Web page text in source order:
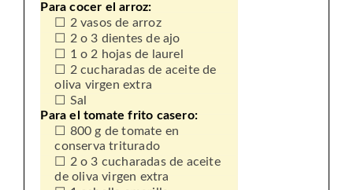
Para cocer el arroz:
2 vasos de arroz
2 o 3 dientes de ajo
1 o 2 hojas de laurel
2 cucharadas de aceite de
oliva virgen extra
Sal
Para el tomate frito casero:
800 g de tomate en
conserva triturado
2 o 3 cucharadas de aceite
de oliva virgen extra